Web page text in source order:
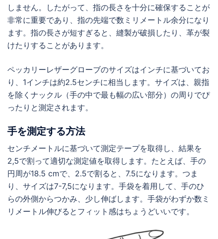
しません。したがって、指の長さを十分に確保することが
非常に重要であり、指の先端で数ミリメートル余分になり
ます。指の長さが短すぎると、縫製が破損したり、革が裂
けたりすることがあります。
ペッカリーレザーグローブのサイズはインチに基づいてお
り、1インチは約2.5センチに相当します。サイズは、親指
を除くナックル（手の中で最も幅の広い部分）の周りでぴ
ったりと測定されます。
手を測定する方法
センチメートルに基づいて測定テープを取得し、結果を
2,5で割って適切な測定値を取得します。たとえば、手の
円周が18.5 cmで、2.5で割ると、7.5になります。つま
り、サイズは7-7,5になります。手袋を着用して、手のひ
らの外側からつかみ、少し伸ばします。手袋がわずか数ミ
リメートル伸びるとフィット感はちょうどいいです。